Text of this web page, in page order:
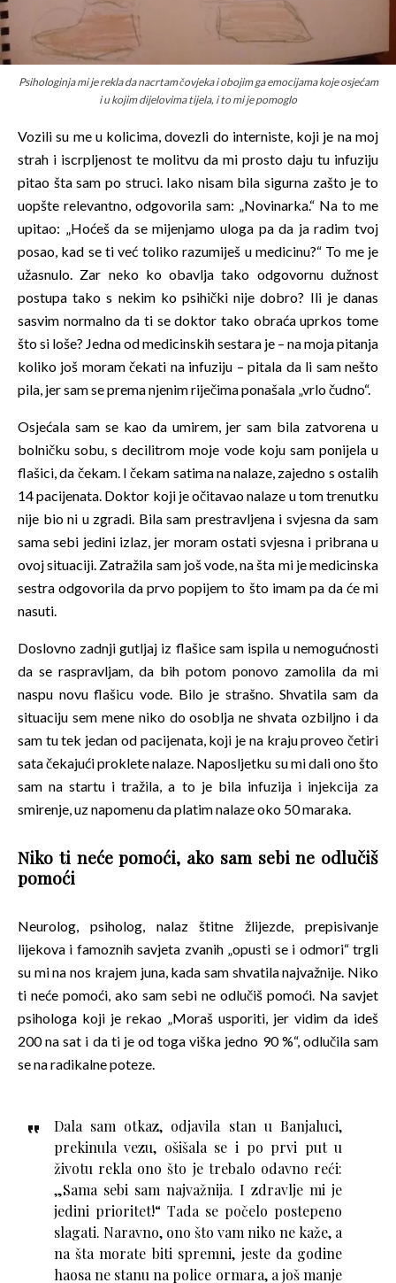
Psihologinja mi je rekla da nacrtam čovjeka i obojim ga emocijama koje osjećam
i u kojim dijelovima tijela, i to mi je pomoglo
Vozili su me u kolicima, dovezli do interniste, koji je na moj
strah i iscrpljenost te molitvu da mi prosto daju tu infuziju
pitao šta sam po struci. Iako nisam bila sigurna zašto je to
uopšte relevantno, odgovorila sam: „Novinarka.“ Na to me
upitao: „Hoćeš da se mijenjamo uloga pa da ja radim tvoj
posao, kad se ti već toliko razumiješ u medicinu?“ To me je
užasnulo. Zar neko ko obavlja tako odgovornu dužnost
postupa tako s nekim ko psihički nije dobro? Ili je danas
sasvim normalno da ti se doktor tako obraća uprkos tome
što si loše? Jedna od medicinskih sestara je – na moja pitanja
koliko još moram čekati na infuziju – pitala da li sam nešto
pila, jer sam se prema njenim riječima ponašala „vrlo čudno“.
Osjećala sam se kao da umirem, jer sam bila zatvorena u
bolničku sobu, s decilitrom moje vode koju sam ponijela u
flašici, da čekam. I čekam satima na nalaze, zajedno s ostalih
14 pacijenata. Doktor koji je očitavao nalaze u tom trenutku
nije bio ni u zgradi. Bila sam prestravljena i svjesna da sam
sama sebi jedini izlaz, jer moram ostati svjesna i pribrana u
ovoj situaciji. Zatražila sam još vode, na šta mi je medicinska
sestra odgovorila da prvo popijem to što imam pa da će mi
nasuti.
Doslovno zadnji gutljaj iz flašice sam ispila u nemogućnosti
da se raspravljam, da bih potom ponovo zamolila da mi
naspu novu flašicu vode. Bilo je strašno. Shvatila sam da
situaciju sem mene niko do osoblja ne shvata ozbiljno i da
sam tu tek jedan od pacijenata, koji je na kraju proveo četiri
sata čekajući proklete nalaze. Naposljetku su mi dali ono što
sam na startu i tražila, a to je bila infuzija i injekcija za
smirenje, uz napomenu da platim nalaze oko 50 maraka.
Niko ti neće pomoći, ako sam sebi ne odlučiš
pomoći
Neurolog, psiholog, nalaz štitne žlijezde, prepisivanje
lijekova i famoznih savjeta zvanih „opusti se i odmori“ trgli
su mi na nos krajem juna, kada sam shvatila najvažnije. Niko
ti neće pomoći, ako sam sebi ne odlučiš pomoći. Na savjet
psihologa koji je rekao „Moraš usporiti, jer vidim da ideš
200 na sat i da ti je od toga viška jedno 90 %“, odlučila sam
se na radikalne poteze.
Dala sam otkaz, odjavila stan u Banjaluci,
prekinula vezu, ošišala se i po prvi put u
životu rekla ono što je trebalo odavno reći:
„Sama sebi sam najvažnija. I zdravlje mi je
jedini prioritet!“ Tada se počelo postepeno
slagati. Naravno, ono što vam niko ne kaže, a
na šta morate biti spremni, jeste da godine
haosa ne stanu na police ormara, a još manje